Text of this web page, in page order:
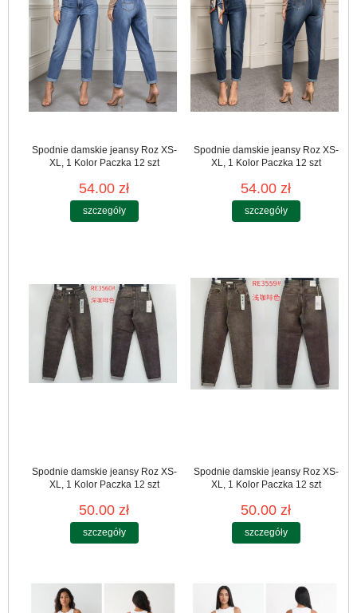
Spodnie damskie jeansy Roz XS-
XL, 1 Kolor Paczka 12 szt
54.00 zł
szczegóły
Spodnie damskie jeansy Roz XS-
XL, 1 Kolor Paczka 12 szt
54.00 zł
szczegóły
Spodnie damskie jeansy Roz XS-
XL, 1 Kolor Paczka 12 szt
50.00 zł
szczegóły
Spodnie damskie jeansy Roz XS-
XL, 1 Kolor Paczka 12 szt
50.00 zł
szczegóły